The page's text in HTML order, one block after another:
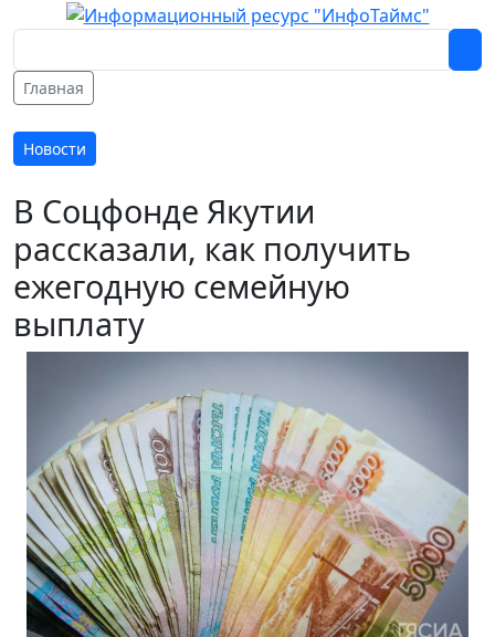
Главная
Новости
В Соцфонде Якутии
рассказали, как получить
ежегодную семейную
выплату